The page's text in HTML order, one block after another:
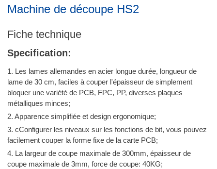
Machine de découpe HS2
Fiche technique
Specification:
1. Les lames allemandes en acier longue durée, longueur de
lame de 30 cm, faciles à couper l'épaisseur de simplement
bloquer une variété de PCB, FPC, PP, diverses plaques
métalliques minces;
2. Apparence simplifiée et design ergonomique;
3. cConfigurer les niveaux sur les fonctions de bit, vous pouvez
facilement couper la forme fixe de la carte PCB;
4. La largeur de coupe maximale de 300mm, épaisseur de
coupe maximale de 3mm, force de coupe: 40KG;